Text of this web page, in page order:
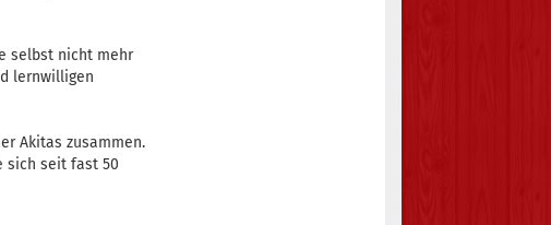
selbst nicht mehr
lernwilligen
Akitas zusammen.
sich seit fast 50